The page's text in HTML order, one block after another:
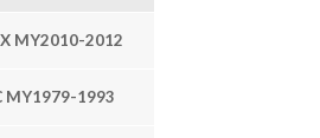
MY2010-2012
MY1979-1993